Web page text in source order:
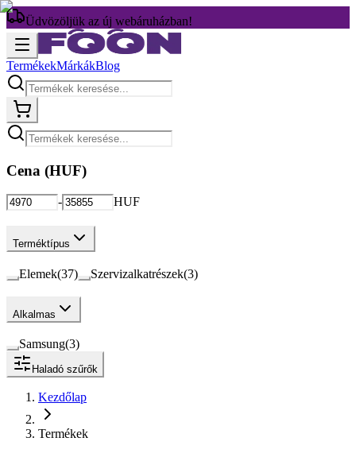
Üdvözöljük az új webáruházban!
TermékekMárkákBlog
Cena (HUF)
- HUF
Terméktípus
Elemek(37) Szervizalkatrészek(3)
Alkalmas
Samsung(3)
Haladó szűrők
Kezdőlap
Termékek